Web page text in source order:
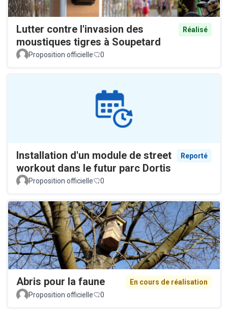
Lutter contre l'invasion des
moustiques tigres à Soupetard
Réalisé
Proposition officielle 0
Installation d'un module de street
workout dans le futur parc Dortis
Reporté
Proposition officielle 0
Abris pour la faune
En cours de réalisation
Proposition officielle
0